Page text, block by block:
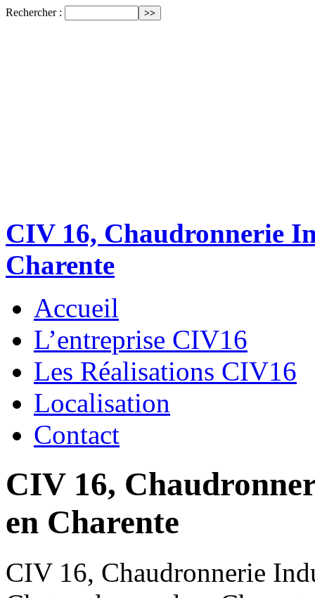
Rechercher :
CIV 16, Chaudronnerie
Charente
Accueil
L’entreprise CIV16
Les Réalisations CIV16
Localisation
Contact
CIV 16,
en Charente
CIV 16, Chaudronnerie